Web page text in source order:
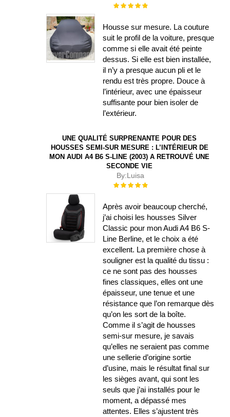
Évaluation :
Housse sur mesure. La couture
suit le profil de la voiture, presque
comme si elle avait été peinte
dessus. Si elle est bien installée,
il n’y a presque aucun pli et le
rendu est très propre. Douce à
l’intérieur, avec une épaisseur
suffisante pour bien isoler de
l’extérieur.
UNE QUALITÉ SURPRENANTE POUR DES
HOUSSES SEMI-SUR MESURE : L’INTÉRIEUR DE
MON AUDI A4 B6 S-LINE (2003) A RETROUVÉ UNE
SECONDE VIE
By:Luisa
Évaluation :
Après avoir beaucoup cherché,
j’ai choisi les housses Silver
Classic pour mon Audi A4 B6 S-
Line Berline, et le choix a été
excellent. La première chose à
souligner est la qualité du tissu :
ce ne sont pas des housses
fines classiques, elles ont une
épaisseur, une tenue et une
résistance que l’on remarque dès
qu’on les sort de la boîte.
Comme il s’agit de housses
semi-sur mesure, je savais
qu’elles ne seraient pas comme
une sellerie d’origine sortie
d’usine, mais le résultat final sur
les sièges avant, qui sont les
seuls que j’ai installés pour le
moment, a dépassé mes
attentes. Elles s’ajustent très